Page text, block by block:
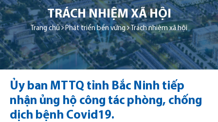
DỰ ÁN
TIN TỨC
QUAN HỆ ĐẦU TƯ
PHÁT TRIỂN BỀN VỮNG
TUYỂN DỤNG
LIÊN HỆ
TRÁCH NHIỆM XÃ HỘI
Trang chủ Phát triển bền vững Trách nhiệm xã hội
Ủy ban MTTQ tỉnh Bắc Ninh tiếp
nhận ủng hộ công tác phòng, chống
dịch bệnh Covid19.